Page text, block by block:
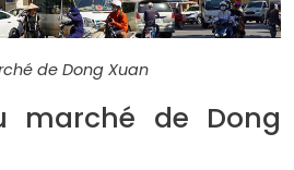
de Dong Xuan
marché de Dong